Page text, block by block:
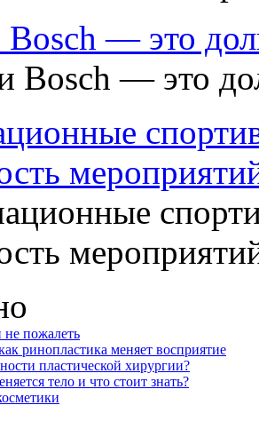
Bosch — это
не пожалеть
ринопластика меняет восприятие
пластической хирургии?
тело и что стоит знать?